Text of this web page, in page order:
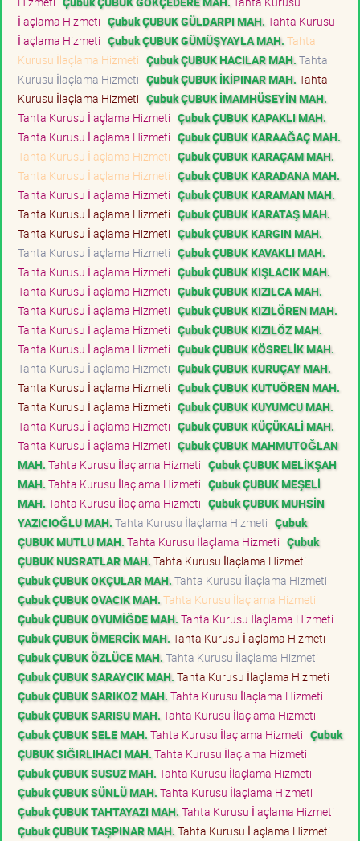
İlaçlama Hizmeti Çubuk ÇUBUK GÜLDARPI MAH. Tahta Kurusu
İlaçlama Hizmeti Çubuk ÇUBUK GÜMÜŞYAYLA MAH. Tahta
Kurusu İlaçlama Hizmeti Çubuk ÇUBUK HACILAR MAH. Tahta
Kurusu İlaçlama Hizmeti Çubuk ÇUBUK İKİPINAR MAH. Tahta
Kurusu İlaçlama Hizmeti Çubuk ÇUBUK İMAMHÜSEYİN MAH.
Tahta Kurusu İlaçlama Hizmeti Çubuk ÇUBUK KAPAKLI MAH.
Tahta Kurusu İlaçlama Hizmeti Çubuk ÇUBUK KARAAĞAÇ MAH.
Tahta Kurusu İlaçlama Hizmeti Çubuk ÇUBUK KARAÇAM MAH.
Tahta Kurusu İlaçlama Hizmeti Çubuk ÇUBUK KARADANA MAH.
Tahta Kurusu İlaçlama Hizmeti Çubuk ÇUBUK KARAMAN MAH.
Tahta Kurusu İlaçlama Hizmeti Çubuk ÇUBUK KARATAŞ MAH.
Tahta Kurusu İlaçlama Hizmeti Çubuk ÇUBUK KARGIN MAH.
Tahta Kurusu İlaçlama Hizmeti Çubuk ÇUBUK KAVAKLI MAH.
Tahta Kurusu İlaçlama Hizmeti Çubuk ÇUBUK KIŞLACIK MAH.
Tahta Kurusu İlaçlama Hizmeti Çubuk ÇUBUK KIZILCA MAH.
Tahta Kurusu İlaçlama Hizmeti Çubuk ÇUBUK KIZILÖREN MAH.
Tahta Kurusu İlaçlama Hizmeti Çubuk ÇUBUK KIZILÖZ MAH.
Tahta Kurusu İlaçlama Hizmeti Çubuk ÇUBUK KÖSRELİK MAH.
Tahta Kurusu İlaçlama Hizmeti Çubuk ÇUBUK KURUÇAY MAH.
Tahta Kurusu İlaçlama Hizmeti Çubuk ÇUBUK KUTUÖREN MAH.
Tahta Kurusu İlaçlama Hizmeti Çubuk ÇUBUK KUYUMCU MAH.
Tahta Kurusu İlaçlama Hizmeti Çubuk ÇUBUK KÜÇÜKALİ MAH.
Tahta Kurusu İlaçlama Hizmeti Çubuk ÇUBUK MAHMUTOĞLAN
MAH. Tahta Kurusu İlaçlama Hizmeti Çubuk ÇUBUK MELİKŞAH
MAH. Tahta Kurusu İlaçlama Hizmeti Çubuk ÇUBUK MEŞELİ
MAH. Tahta Kurusu İlaçlama Hizmeti Çubuk ÇUBUK MUHSİN
YAZICIOĞLU MAH. Tahta Kurusu İlaçlama Hizmeti Çubuk
ÇUBUK MUTLU MAH. Tahta Kurusu İlaçlama Hizmeti Çubuk
ÇUBUK NUSRATLAR MAH. Tahta Kurusu İlaçlama Hizmeti
Çubuk ÇUBUK OKÇULAR MAH. Tahta Kurusu İlaçlama Hizmeti
Çubuk ÇUBUK OVACIK MAH. Tahta Kurusu İlaçlama Hizmeti
Çubuk ÇUBUK OYUMİĞDE MAH. Tahta Kurusu İlaçlama Hizmeti
Çubuk ÇUBUK ÖMERCİK MAH. Tahta Kurusu İlaçlama Hizmeti
Çubuk ÇUBUK ÖZLÜCE MAH. Tahta Kurusu İlaçlama Hizmeti
Çubuk ÇUBUK SARAYCIK MAH. Tahta Kurusu İlaçlama Hizmeti
Çubuk ÇUBUK SARIKOZ MAH. Tahta Kurusu İlaçlama Hizmeti
Çubuk ÇUBUK SARISU MAH. Tahta Kurusu İlaçlama Hizmeti
Çubuk ÇUBUK SELE MAH. Tahta Kurusu İlaçlama Hizmeti Çubuk
ÇUBUK SIĞIRLIHACI MAH. Tahta Kurusu İlaçlama Hizmeti
Çubuk ÇUBUK SUSUZ MAH. Tahta Kurusu İlaçlama Hizmeti
Çubuk ÇUBUK SÜNLÜ MAH. Tahta Kurusu İlaçlama Hizmeti
Çubuk ÇUBUK TAHTAYAZI MAH. Tahta Kurusu İlaçlama Hizmeti
Çubuk ÇUBUK TAŞPINAR MAH. Tahta Kurusu İlaçlama Hizmeti